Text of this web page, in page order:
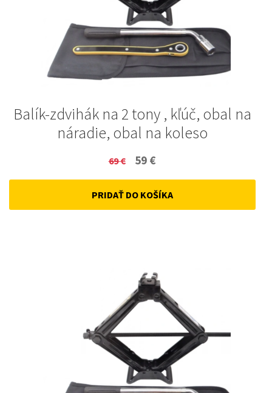
Balík-zdvihák na 2 tony , kľúč, obal na
náradie, obal na koleso
69€
Original
price
was:
59 €
price
is:
PRIDAŤ DO KOŠÍKA